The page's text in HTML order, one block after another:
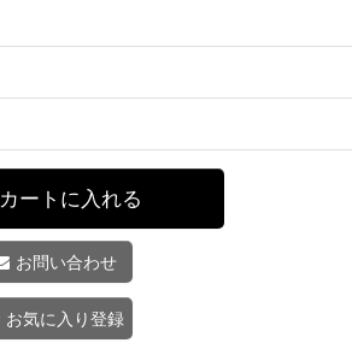
カートに入れる
お問い合わせ
お気に入り登録